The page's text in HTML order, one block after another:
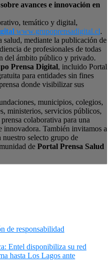
avances e innovación en
temático y digital,
www.grupoprensadigital.cl.
salud, mediante la publicación de
de profesionales de todas
del ámbito público y privado.
Prensa Digital, incluido Portal
para entidades sin fines
donde visibilizar sus
municipios, colegios,
ministerios, servicios públicos,
colaborativa para una
innovadora. También invitamos a
nuestro selecto grupo de
de Portal Prensa Salud
de responsabilidad